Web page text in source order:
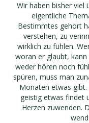
Wir haben bisher viel
eigentliche
Bestimmtes gehört
verstehen, zu
wirklich zu fühlen.
woran er glaubt,
weder hören noch
spüren, muss man
Monaten etwas
geistig etwas findet
Herzen zuwenden.